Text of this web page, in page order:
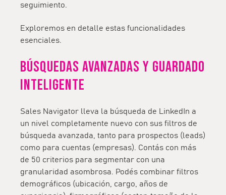
seguimiento.
Exploremos en detalle estas funcionalidades
esenciales.
Búsquedas avanzadas y guardado
inteligente
Sales Navigator lleva la búsqueda de LinkedIn a
un nivel completamente nuevo con sus filtros de
búsqueda avanzada, tanto para prospectos (leads)
como para cuentas (empresas). Contás con más
de 50 criterios para segmentar con una
granularidad asombrosa. Podés combinar filtros
demográficos (ubicación, cargo, años de